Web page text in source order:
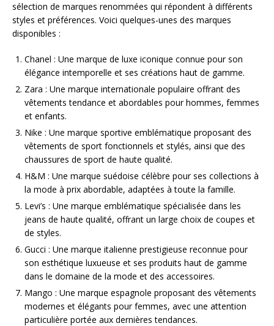
sélection de marques renommées qui répondent à différents
styles et préférences. Voici quelques-unes des marques
disponibles :
Chanel : Une marque de luxe iconique connue pour son
élégance intemporelle et ses créations haut de gamme.
Zara : Une marque internationale populaire offrant des
vêtements tendance et abordables pour hommes, femmes
et enfants.
Nike : Une marque sportive emblématique proposant des
vêtements de sport fonctionnels et stylés, ainsi que des
chaussures de sport de haute qualité.
H&M : Une marque suédoise célèbre pour ses collections à
la mode à prix abordable, adaptées à toute la famille.
Levi’s : Une marque emblématique spécialisée dans les
jeans de haute qualité, offrant un large choix de coupes et
de styles.
Gucci : Une marque italienne prestigieuse reconnue pour
son esthétique luxueuse et ses produits haut de gamme
dans le domaine de la mode et des accessoires.
Mango : Une marque espagnole proposant des vêtements
modernes et élégants pour femmes, avec une attention
particulière portée aux dernières tendances.